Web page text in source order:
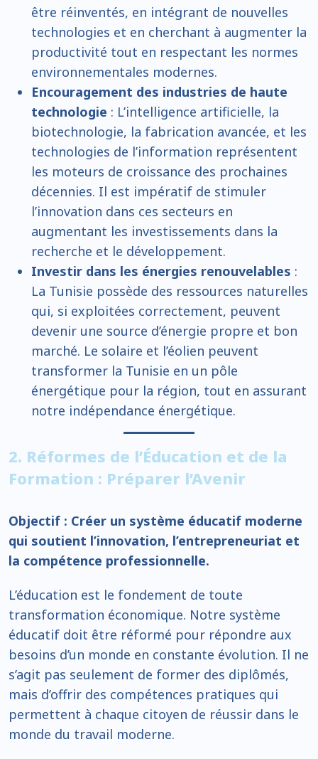
être réinventés, en intégrant de nouvelles
technologies et en cherchant à augmenter la
productivité tout en respectant les normes
environnementales modernes.
Encouragement des industries de haute
technologie : L’intelligence artificielle, la
biotechnologie, la fabrication avancée, et les
technologies de l’information représentent
les moteurs de croissance des prochaines
décennies. Il est impératif de stimuler
l’innovation dans ces secteurs en
augmentant les investissements dans la
recherche et le développement.
Investir dans les énergies renouvelables :
La Tunisie possède des ressources naturelles
qui, si exploitées correctement, peuvent
devenir une source d’énergie propre et bon
marché. Le solaire et l’éolien peuvent
transformer la Tunisie en un pôle
énergétique pour la région, tout en assurant
notre indépendance énergétique.
2. Réformes de l’Éducation et de la
Formation : Préparer l’Avenir
Objectif : Créer un système éducatif moderne
qui soutient l’innovation, l’entrepreneuriat et
la compétence professionnelle.
L’éducation est le fondement de toute
transformation économique. Notre système
éducatif doit être réformé pour répondre aux
besoins d’un monde en constante évolution. Il ne
s’agit pas seulement de former des diplômés,
mais d’offrir des compétences pratiques qui
permettent à chaque citoyen de réussir dans le
monde du travail moderne.